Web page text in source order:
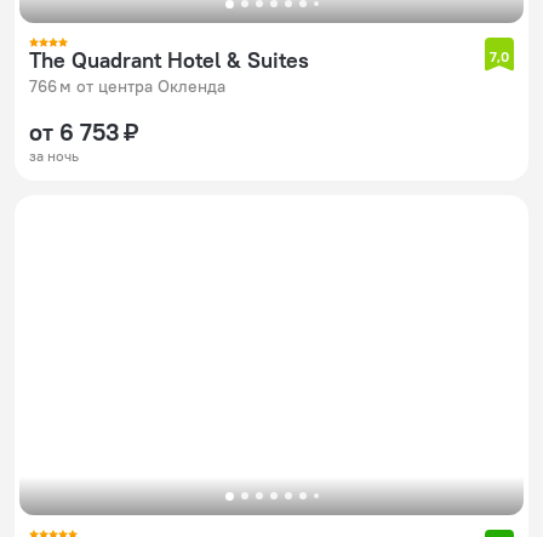
The Quadrant Hotel & Suites
766 м от центра Окленда
7,0
от 6 753 ₽
за ночь